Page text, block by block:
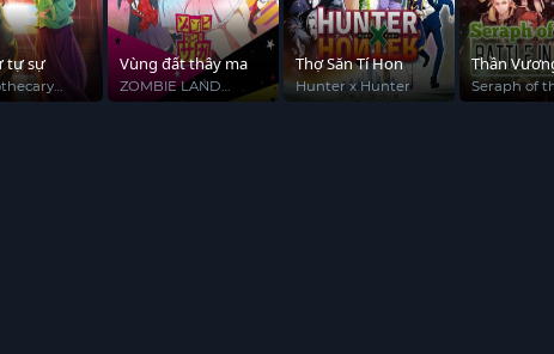
tự sự Vùng đất thây ma
ZOMBIE LAND
SAGA
Thợ Săn Tí Hon
Hunter x Hunter
Thần
Ngày Tàn 2
Seraph of
Battle in